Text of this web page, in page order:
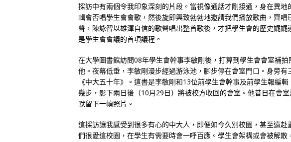
採訪中有兩個令我印象深刻的片段。當視像通話才剛接通，身在異
輯會否唱學生會會歌，然後旋即興致勃勃地邀請我們播放歌曲，齊
聲，陳詠智以雄渾自信的歌聲唱出整首歌後，才把學生會的歷史娓
是學生會會議的首項議程。
在大學圖書館訪問08年學生會幹事李敏剛後，打算到學生會會室補
他。夜幕低垂，李敏剛漫步經過游泳池，腳步停在會室門口。身旁
《中大五十年》。這書是李敏剛和13位前學生會幹事及前學生報編
幾步，影下兩日後（10月29日）將被校方收回的會室。他昔日在會
默留下一幀照片。
這採訪讓我感受到很多有心的中大人，即便如今久別校園，甚至遠
們很愛這校園，在學生有需要時會一呼百應。學生會架構或會被解